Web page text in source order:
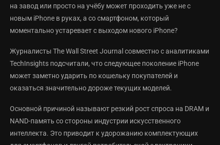
на завод или просто на учёбу может проходить уже не с
новым iPhone в руках, а со смартфоном, который
моментально устаревает с выходом нового iPhone?
Журналисты The Wall Street Journal совместно с аналитиками
TechInsights подсчитали, что следующее поколение iPhone
может заметно ударить по кошельку покупателей и
оказаться значительно дороже текущих моделей.
Основной причиной называют резкий рост спроса на DRAM и
NAND-память со стороны индустрии искусственного
интеллекта. Это приводит к удорожанию комплектующих